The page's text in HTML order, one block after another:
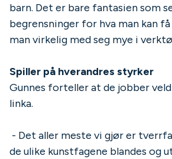
barn. Det er bare fantasien som
begrensninger for hva man kan
man virkelig med seg mye i
Spiller på hverandres styrker
Gunnes forteller at de jobber
linka.
- Det aller meste vi gjør er
de ulike kunstfagene blandes og